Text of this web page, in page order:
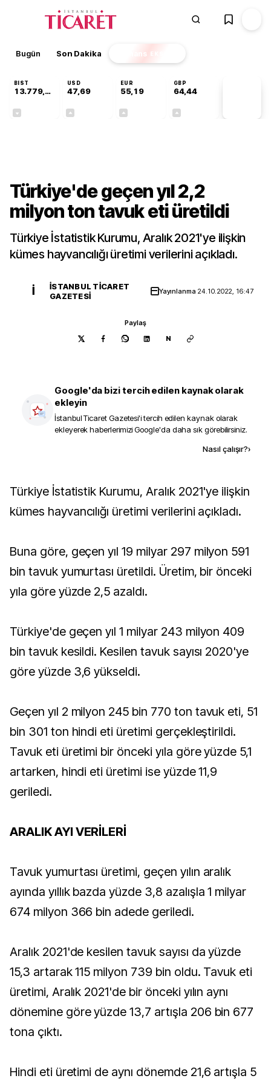
Bugün Son Dakika Finans EKSTRA
BIST
13.779,39
USD
47,69
EUR
55,19
GBP
64,44
Türkiye'de geçen yıl 2,2
milyon ton tavuk eti üretildi
Türkiye İstatistik Kurumu, Aralık 2021'ye ilişkin
kümes hayvancılığı üretimi verilerini açıkladı.
İ
İSTANBUL TICARET
GAZETESI
Yayınlanma 24.10.2022, 16:47
Paylaş
N
Google'da bizi tercih edilen kaynak olarak
ekleyin
İstanbul Ticaret Gazetesi'i tercih edilen kaynak olarak
ekleyerek haberlerimizi Google'da daha sık görebilirsiniz.
Nasıl çalışır?›
Türkiye İstatistik Kurumu, Aralık 2021'ye ilişkin
kümes hayvancılığı üretimi verilerini açıkladı.
Buna göre, geçen yıl 19 milyar 297 milyon 591
bin tavuk yumurtası üretildi. Üretim, bir önceki
yıla göre yüzde 2,5 azaldı.
Türkiye'de geçen yıl 1 milyar 243 milyon 409
bin tavuk kesildi. Kesilen tavuk sayısı 2020'ye
göre yüzde 3,6 yükseldi.
Geçen yıl 2 milyon 245 bin 770 ton tavuk eti, 51
bin 301 ton hindi eti üretimi gerçekleştirildi.
Tavuk eti üretimi bir önceki yıla göre yüzde 5,1
artarken, hindi eti üretimi ise yüzde 11,9
geriledi.
ARALIK AYI VERİLERİ
Tavuk yumurtası üretimi, geçen yılın aralık
ayında yıllık bazda yüzde 3,8 azalışla 1 milyar
674 milyon 366 bin adede geriledi.
Aralık 2021'de kesilen tavuk sayısı da yüzde
15,3 artarak 115 milyon 739 bin oldu. Tavuk eti
üretimi, Aralık 2021'de bir önceki yılın aynı
dönemine göre yüzde 13,7 artışla 206 bin 677
tona çıktı.
Hindi eti üretimi de aynı dönemde 21,6 artışla 5